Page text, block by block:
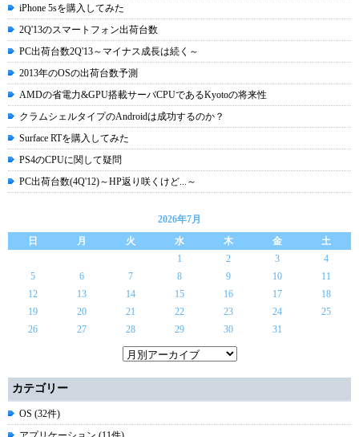
iPhone 5sを購入してみた
2Q'13のスマートフォン出荷台数
PC出荷台数2Q'13～マイナス成長は続く～
2013年のOSの出荷台数予測
AMDの省電力&GPU搭載サーバCPUであるKyotoの将来性
クラムシェルタイプのAndroidは成功するのか？
Surface RTを購入してみた
PS4のCPUに関して疑問
PC出荷台数(4Q'12)～HP返り咲くけど...～
2026年7月
日
月 火 水 木 金
土
1
2 3
4
5
6 7 8 9 10
11
12
13 14 15 16 17
18
19
20 21 22 23 24
25
26
27 28 29 30 31
カテゴリー
OS (32件)